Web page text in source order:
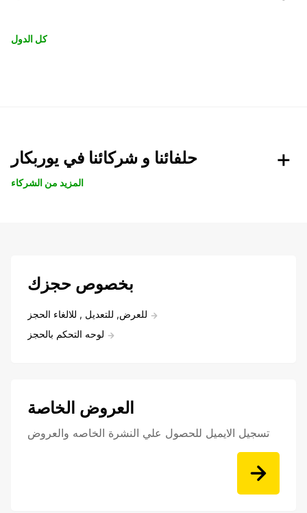
كل الدول
حلفائنا و شركائنا في يوربكار
المزيد من الشركاء
بخصوص حجزك
للعرض, للتعديل , للالغاء الحجز
لوحه التحكم بالحجز
العروض الخاصة
تسجيل الايميل للحصول علي النشرة الخاصه والعروض